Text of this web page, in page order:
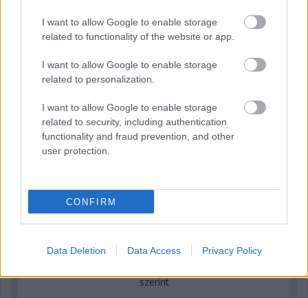
I want to allow Google to enable storage
related to functionality of the website or app.
I want to allow Google to enable storage
related to personalization.
I want to allow Google to enable storage
related to security, including authentication
functionality and fraud prevention, and other
user protection.
CONFIRM
Data Deletion Data Access Privacy Policy
Malajziában
1 napja
szerint